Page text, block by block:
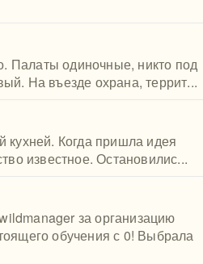
Палаты одиночные, никто под
На въезде охрана, террит...
кухней. Когда пришла идея
известное. Остановилис...
за организацию
обучения с 0! Выбрала